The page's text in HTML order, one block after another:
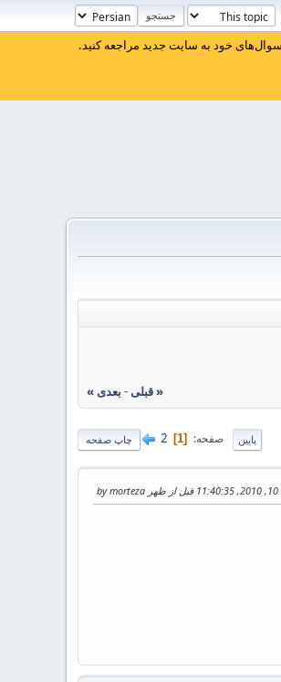
خود به سایت جدید مراجعه کنید.
« قبلی- بعدی »
چاپ صفحه پایین صفحه 1
2